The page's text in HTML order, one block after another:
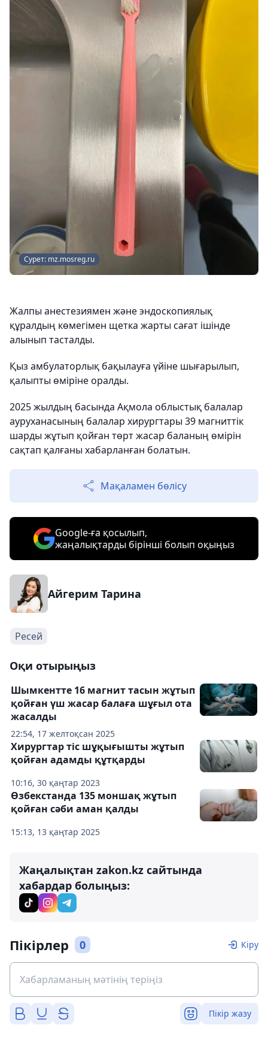
Сурет: mz.mosreg.ru
Жалпы анестезиямен және эндоскопиялық
құралдың көмегімен щетка жарты сағат ішінде
алынып тасталды.
Қыз амбулаторлық бақылауға үйіне шығарылып,
қалыпты өміріне оралды.
2025 жылдың басында Ақмола облыстық балалар
ауруханасының балалар хирургтары 39 магниттік
шарды жұтып қойған төрт жасар баланың өмірін
сақтап қалғаны хабарланған болатын.
Мақаламен бөлісу
Google-ға қосылып,
жаңалықтарды бірінші болып оқыңыз
Айгерим Тарина
Ресей
Оқи отырыңыз
22:54, 17 желтоқсан 2025
Шымкентте 16 магнит тасын жұтып
қойған үш жасар балаға шұғыл ота
жасалды
10:16, 30 қаңтар 2023
Хирургтар тіс шұқығышты жұтып
қойған адамды құтқарды
15:13, 13 қаңтар 2025
Өзбекстанда 135 моншақ жұтып
қойған сәби аман қалды
Жаңалықтан zakon.kz сайтында
хабардар болыңыз:
Пікірлер 0 Кіру
Пікір жазу